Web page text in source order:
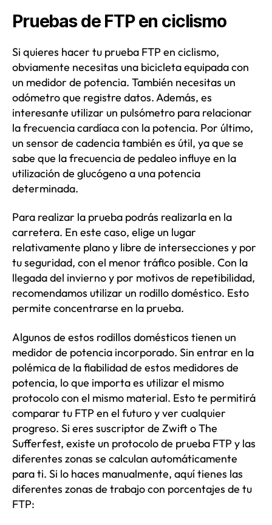
Pruebas de FTP en ciclismo
Si quieres hacer tu prueba FTP en ciclismo,
obviamente necesitas una bicicleta equipada con
un medidor de potencia. También necesitas un
odómetro que registre datos. Además, es
interesante utilizar un pulsómetro para relacionar
la frecuencia cardíaca con la potencia. Por último,
un sensor de cadencia también es útil, ya que se
sabe que la frecuencia de pedaleo influye en la
utilización de glucógeno a una potencia
determinada.
Para realizar la prueba podrás realizarla en la
carretera. En este caso, elige un lugar
relativamente plano y libre de intersecciones y por
tu seguridad, con el menor tráfico posible. Con la
llegada del invierno y por motivos de repetibilidad,
recomendamos utilizar un rodillo doméstico. Esto
permite concentrarse en la prueba.
Algunos de estos rodillos domésticos tienen un
medidor de potencia incorporado. Sin entrar en la
polémica de la fiabilidad de estos medidores de
potencia, lo que importa es utilizar el mismo
protocolo con el mismo material. Esto te permitirá
comparar tu FTP en el futuro y ver cualquier
progreso. Si eres suscriptor de Zwift o The
Sufferfest, existe un protocolo de prueba FTP y las
diferentes zonas se calculan automáticamente
para ti. Si lo haces manualmente, aquí tienes las
diferentes zonas de trabajo con porcentajes de tu
FTP: